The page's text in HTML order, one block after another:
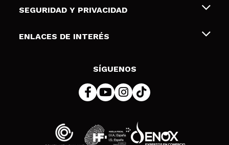
Tarjetas de Regalo
Envíos y devoluciones
Formas de pago
SEGURIDAD Y PRIVACIDAD
Terminos y condiciones de uso
Política de cookies
ENLACES DE INTERÉS
SÍGUENOS